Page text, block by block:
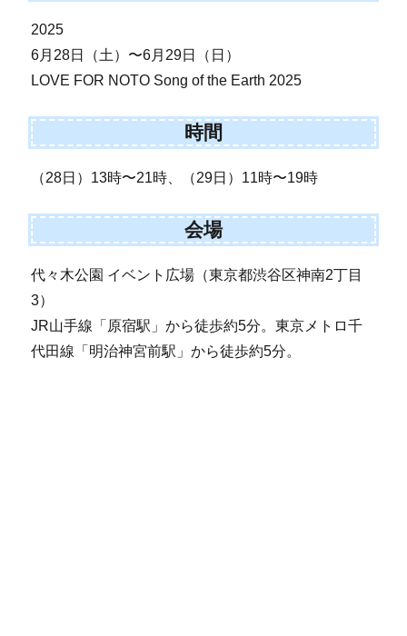
2025
6月28日（土）〜6月29日（日）
LOVE FOR NOTO Song of the Earth 2025
時間
（28日）13時〜21時、（29日）11時〜19時
会場
代々木公園 イベント広場（東京都渋谷区神南2丁目
3）
JR山手線「原宿駅」から徒歩約5分。東京メトロ千
代田線「明治神宮前駅」から徒歩約5分。